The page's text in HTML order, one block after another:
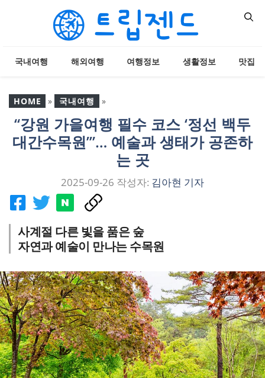
뛰
기
국내여행 해외여행 여행정보 생활정보 맛집
HOME » 국내여행 »
“강원 가을여행 필수 코스
‘정선 백두대간수목원’”…
예술과 생태가 공존하는
“강원 가을여행 필수 코스 ‘정선 백두
대간수목원’”… 예술과 생태가 공존하
는 곳
2025-09-26 작성자: 김아현 기자
사계절 다른 빛을 품은 숲
자연과 예술이 만나는 수목원